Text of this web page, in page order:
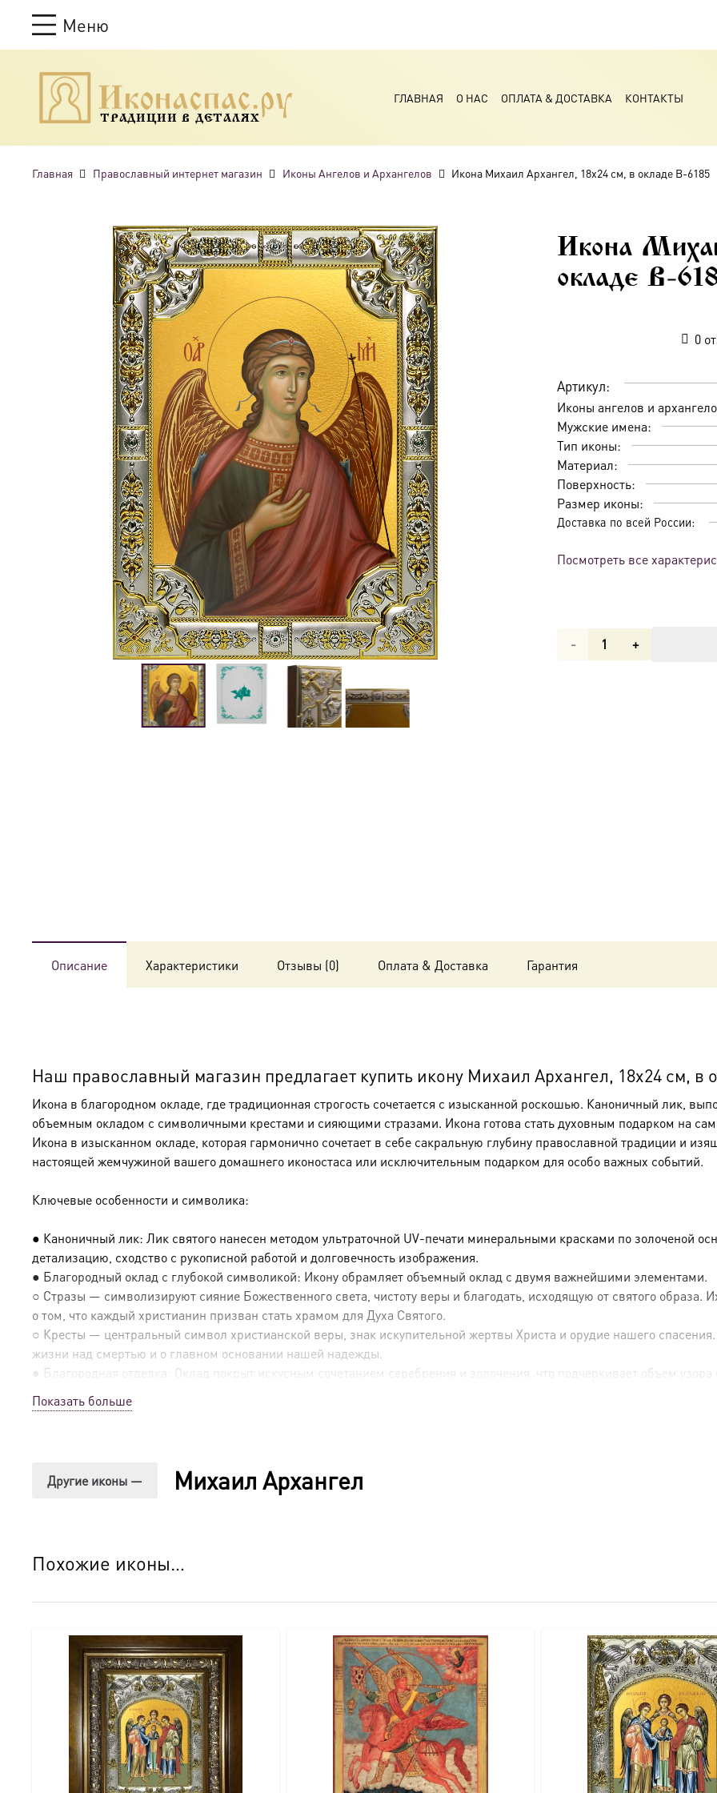
Меню
ТРАДИЦИИ В ДЕТАЛЯХ
ГЛАВНАЯ О НАС ОПЛАТА & ДОСТАВКА КОНТАКТЫ
Главная Православный интернет магазин Иконы Ангелов и Архангелов Икона Михаил Архангел, 18х24 см, в окладе B-6185
Икона
окладе B-
0
Артикул:
Иконы ангелов и
Мужские имена:
Тип иконы:
Материал:
Поверхность:
Размер иконы:
Доставка по всей России:
Посмотреть все
Количество
Описание Характеристики Отзывы (0) Оплата & Доставка Гарантия
Наш православный магазин предлагает купить икону Михаил Архангел, 18х24 см, в
Икона в благородном окладе, где традиционная строгость сочетается с изысканной роскошью. Каноничный лик,
объемным окладом с символичными крестами и сияющими стразами. Икона готова стать духовным подарком на
Икона в изысканном окладе, которая гармонично сочетает в себе сакральную глубину православной традиции и
настоящей жемчужиной вашего домашнего иконостаса или исключительным подарком для особо важных событий.
Ключевые особенности и символика:
● Каноничный лик: Лик святого нанесен методом ультраточной UV-печати минеральными красками по золоченой
детализацию, сходство с рукописной работой и долговечность изображения.
● Благородный оклад с глубокой символикой: Икону обрамляет объемный оклад с двумя важнейшими элементами.
○ Стразы — символизируют сияние Божественного света, чистоту веры и благодать, исходящую от святого
о том, что каждый христианин призван стать храмом для Духа Святого.
○ Кресты — центральный символ христианской веры, знак искупительной жертвы Христа и орудие нашего
жизни над смертью и о главном основании нашей надежды.
● Благородная отделка: Оклад покрыт искусным сочетанием серебрения и золочения, что подчеркивает объем узора
● Эксклюзивные детали:
○ Для настенного размещения предусмотрена удобная литая петелька.
○ На обороте закреплен сертификат, подтверждающий качество и освящение иконы.
● Основа: МДФ.
● Оклад: Объемный штампованный оклад с узором (кресты и стразы).
● Покрытие оклада: Серебрение и золочение.
● Оборот: Натуральный шпон, сертификат, петелька.
● Комплектация: Подарочная коробка.
● Освящение: Производство освящено.
Идеальный подарок:
Показать больше
Другие иконы — Михаил Архангел
Похожие иконы…